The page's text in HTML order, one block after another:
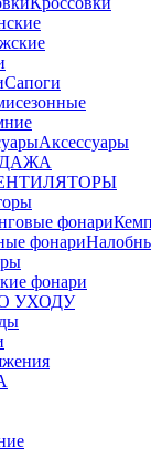
Сапоги
Аксессуары
фонари
УХОДУ